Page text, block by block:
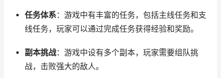
任务体系：游戏中有丰富的任务，包括主线任务和支
线任务，玩家可以通过完成任务获得经验和奖励。
副本挑战：游戏中设有多个副本，玩家需要组队挑
战，击败强大的敌人。